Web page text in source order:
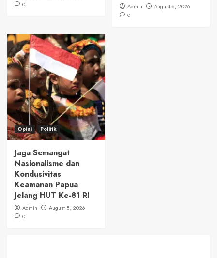
0
Admin
August 8, 2026
0
Opini Politik
Jaga Semangat
Nasionalisme dan
Kondusivitas
Keamanan Papua
Jelang HUT Ke-81 RI
Admin
August 8, 2026
0